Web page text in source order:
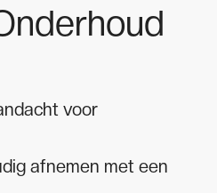
voor
afnemen met een